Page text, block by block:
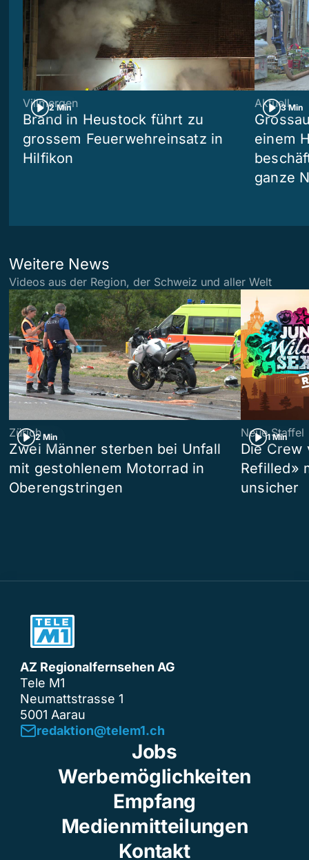
2 Min
Villmergen
Brand in Heustock führt zu
grossem Feuerwehreinsatz in
Hilfikon
3 Min
Aktuell
einem
ganze
Weitere News
Videos aus der Region, der Schweiz und aller Welt
2 Min
Zürich
Zwei Männer sterben bei Unfall
mit gestohlenem Motorrad in
Oberengstringen
1 Min
Neue Staffel
Die Crew
Refilled»
unsicher
AZ Regionalfernsehen AG
Tele M1
Neumattstrasse 1
5001 Aarau
redaktion@telem1.ch
Jobs
Werbemöglichkeiten
Empfang
Medienmitteilungen
Kontakt